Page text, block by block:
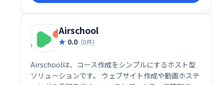
Airschool
0.0 (0件)
Airschoolは、コース作成をシンプルにするホスト型
ソリューションです。 ウェブサイト作成や動画ホステ